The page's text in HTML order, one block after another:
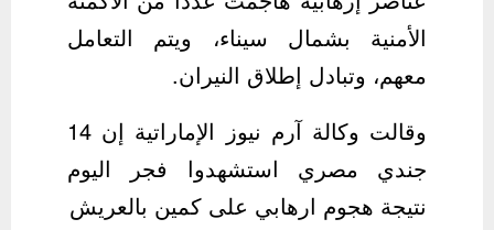
الأمنية بشمال سيناء، ويتم التعامل
معهم، وتبادل إطلاق النيران.
وقالت وكالة آرم نيوز الإماراتية إن 14
جندي مصري استشهدوا فجر اليوم
نتيجة هجوم ارهابي على كمين بالعريش